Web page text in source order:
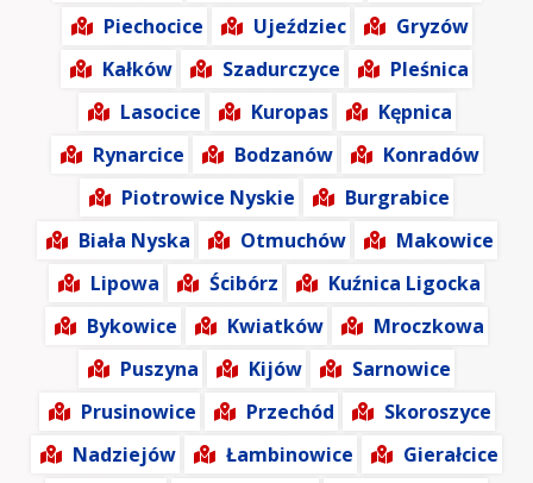
Piechocice
Ujeździec
Gryzów
Kałków
Szadurczyce
Pleśnica
Lasocice
Kuropas
Kępnica
Rynarcice
Bodzanów
Konradów
Piotrowice Nyskie
Burgrabice
Biała Nyska
Otmuchów
Makowice
Lipowa
Ścibórz
Kuźnica Ligocka
Bykowice
Kwiatków
Mroczkowa
Puszyna
Kijów
Sarnowice
Prusinowice
Przechód
Skoroszyce
Nadziejów
Łambinowice
Gierałcice